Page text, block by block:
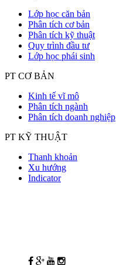
Lớp học căn bản
Phân tích cơ bản
Phân tích kỹ thuật
Quy trình đầu tư
Lớp học phái sinh
PT CƠ BẢN
Kinh tế vĩ mô
Phân tích ngành
Phân tích doanh nghiệp
PT KỸ THUẬT
Thanh khoản
Xu hướng
Indicator